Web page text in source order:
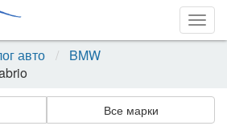
авто
BMW
Все марки